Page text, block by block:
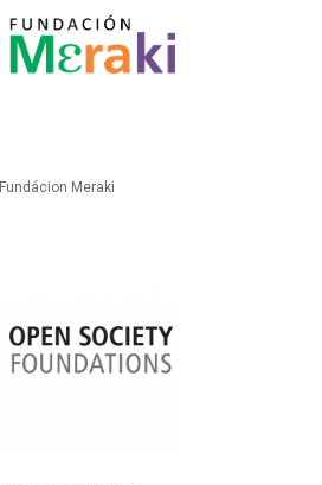
Fundácion Meraki